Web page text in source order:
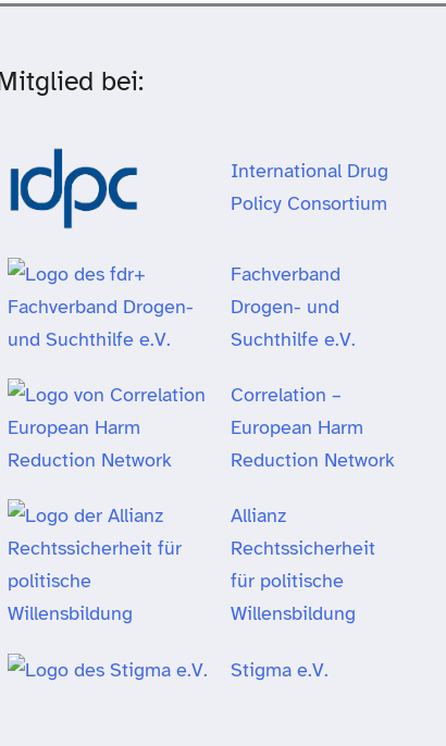
bei:
International Drug
Policy Consortium
Fachverband
Drogen- und
Suchthilfe e.V.
Correlation –
European Harm
Reduction Network
Allianz
Rechtssicherheit
für politische
Willensbildung
Stigma e.V.